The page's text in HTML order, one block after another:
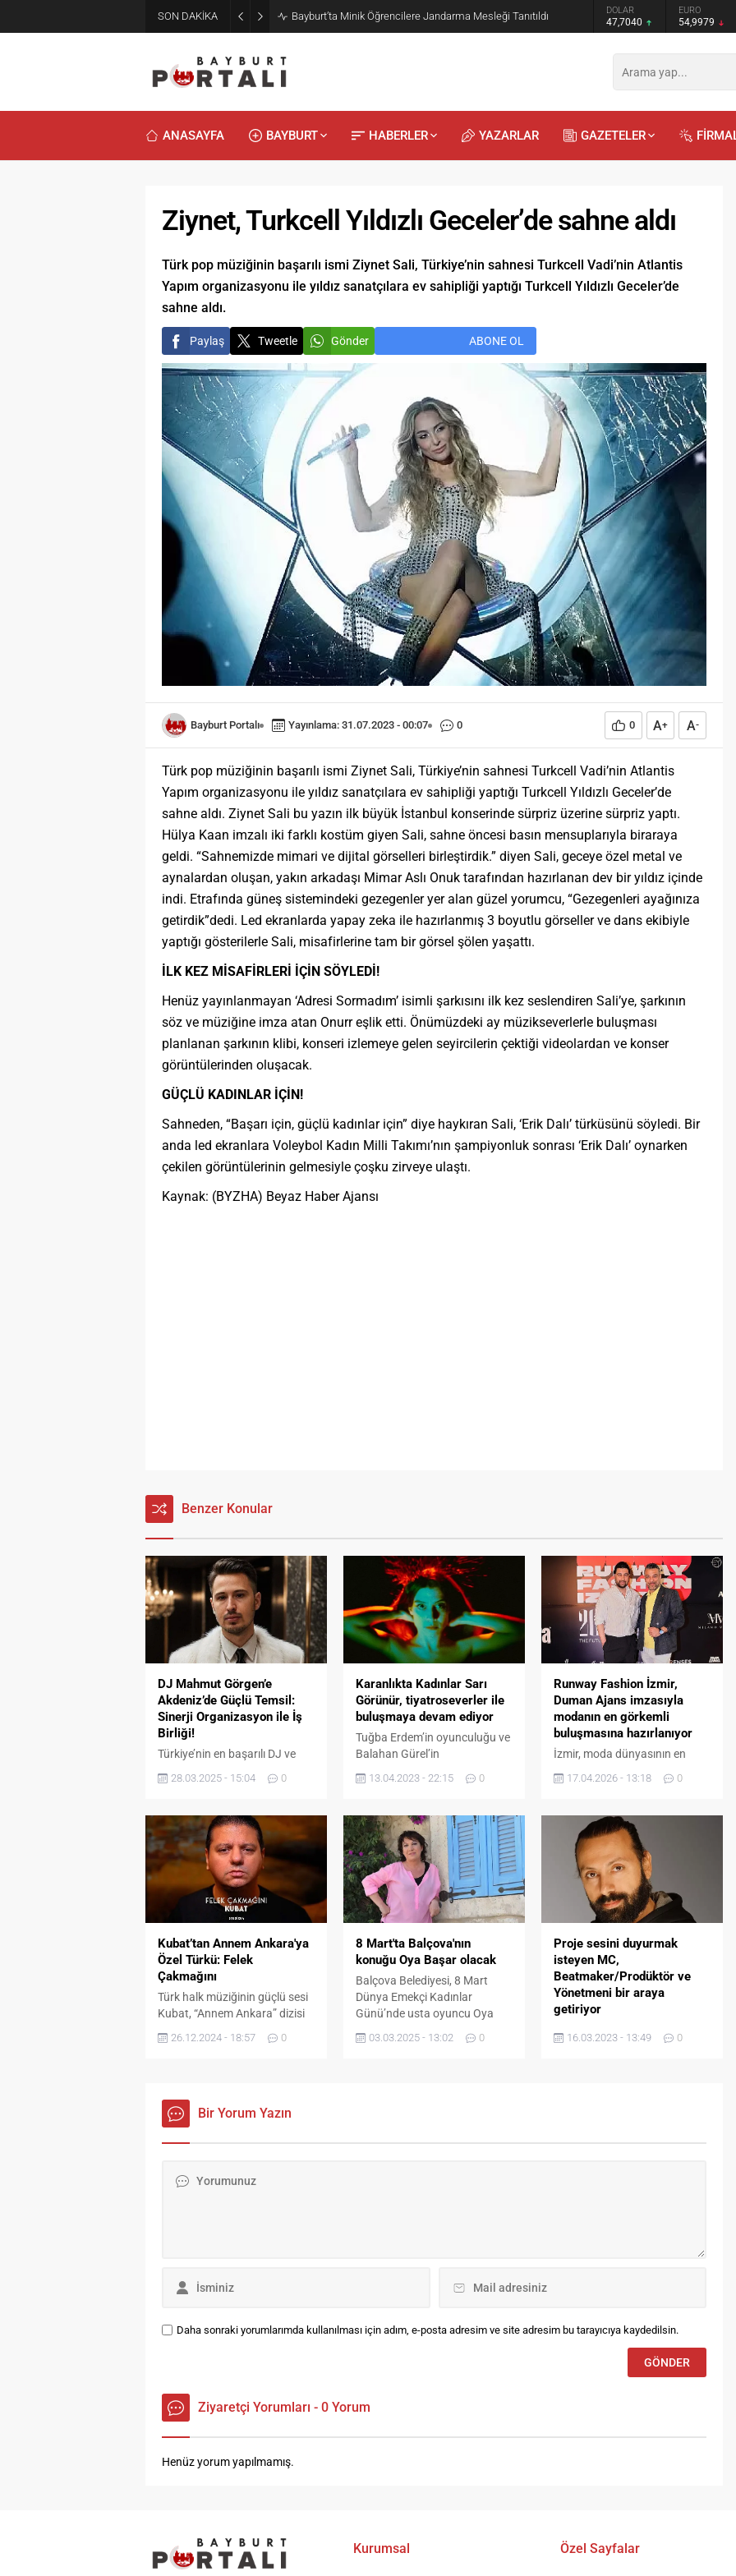
SON DAKİKA Bayburt’ta Minik Öğrencilere Jandarma Mesleği TanıtıldıGRAM ALTIN
6.587,65
DOLAR
47,7040
EURO
54,9979
ANASAYFA BAYBURT HABERLER YAZARLAR GAZETELER
Ziynet, Turkcell Yıldızlı Geceler’de sahne aldı
Türk pop müziğinin başarılı ismi Ziynet Sali, Türkiye’nin sahnesi Turkcell Vadi’nin Atlantis
Yapım organizasyonu ile yıldız sanatçılara ev sahipliği yaptığı Turkcell Yıldızlı Geceler’de
sahne aldı.
Paylaş Tweetle Gönder ABONE OL
Bayburt Portalı Yayınlama: 31.07.2023 - 00:07 0 0 A+ A-
Türk pop müziğinin başarılı ismi Ziynet Sali, Türkiye’nin sahnesi Turkcell Vadi’nin Atlantis
Yapım organizasyonu ile yıldız sanatçılara ev sahipliği yaptığı Turkcell Yıldızlı Geceler’de
sahne aldı. Ziynet Sali bu yazın ilk büyük İstanbul konserinde sürpriz üzerine sürpriz yaptı.
Hülya Kaan imzalı iki farklı kostüm giyen Sali, sahne öncesi basın mensuplarıyla biraraya
geldi. “Sahnemizde mimari ve dijital görselleri birleştirdik.” diyen Sali, geceye özel metal ve
aynalardan oluşan, yakın arkadaşı Mimar Aslı Onuk tarafından hazırlanan dev bir yıldız içinde
indi. Etrafında güneş sistemindeki gezegenler yer alan güzel yorumcu, “Gezegenleri ayağınıza
getirdik”dedi. Led ekranlarda yapay zeka ile hazırlanmış 3 boyutlu görseller ve dans ekibiyle
yaptığı gösterilerle Sali, misafirlerine tam bir görsel şölen yaşattı.
İLK KEZ MİSAFİRLERİ İÇİN SÖYLEDİ!
Henüz yayınlanmayan ‘Adresi Sormadım’ isimli şarkısını ilk kez seslendiren Sali’ye, şarkının
söz ve müziğine imza atan Onurr eşlik etti. Önümüzdeki ay müzikseverlerle buluşması
planlanan şarkının klibi, konseri izlemeye gelen seyircilerin çektiği videolardan ve konser
görüntülerinden oluşacak.
GÜÇLÜ KADINLAR İÇİN!
Sahneden, “Başarı için, güçlü kadınlar için” diye haykıran Sali, ‘Erik Dalı’ türküsünü söyledi. Bir
anda led ekranlara Voleybol Kadın Milli Takımı’nın şampiyonluk sonrası ‘Erik Dalı’ oynarken
çekilen görüntülerinin gelmesiyle çoşku zirveye ulaştı.
Kaynak: (BYZHA) Beyaz Haber Ajansı
Benzer Konular
DJ Mahmut Görgen’e
Akdeniz’de Güçlü Temsil:
Sinerji Organizasyon ile İş
Birliği!
Türkiye’nin en başarılı DJ ve
prodüktörlerinden biri olan
Mahmut Görgen, müzik
atarak Akdeniz Bölgesi’ndeki
etkinlikleri için Sinerji
Organizasyon Genel Müdürü
Nedim Doymaz ile güçlerini
birleştirdi. Bu önemli iş birliği,
sanatçının bölgedeki konser ve
organizasyonlarını daha
profesyonel bir çerçevede
yürütmesini sağlayacak. Müzik
sektöründe gerçekleştirdiği
başarılı projeler ve...
28.03.2025 - 15:04 0
Karanlıkta Kadınlar Sarı
Görünür, tiyatroseverler ile
buluşmaya devam ediyor
Tuğba Erdem’in oyunculuğu ve
Balahan Gürel’in
yönetmenliğiyle izleyicinin
beğenisini kazanan Karanlıkta
akşam yoğun ilgi ile karşılandı.
13.04.2023 - 22:15 0
Runway Fashion İzmir,
Duman Ajans imzasıyla
modanın en görkemli
buluşmasına hazırlanıyor
İzmir, moda dünyasının en
prestijli organizasyonlarından
birine ev sahipliği yapmaya
İzmir, 20 yıllık köklü
tecrübesiyle sektörün güçlü
markalarından Duman Ajans
bünyesinde Serkan Duman ve
Gökhan Duman’ın
organizasyonuyla 28 – 29 –
30 Nisan tarihlerinde moda,
sanat ve ihtişamı bir araya
getiriyor. İzmir’in eşsiz deniz
manzarasına sahip seçkin...
17.04.2026 - 13:18 0
Kubat’tan Annem Ankara'ya
Özel Türkü: Felek
Çakmağını
Türk halk müziğinin güçlü sesi
Kubat, “Annem Ankara” dizisi
için hazırladığı “Felek
Çakmağını” türküsüyle
platformlarda yerini aldı. Arda
Ok yönetmenliğinde çekilen
klibiyle türkü, büyük beğeni
Beyaz Haber Ajansı
26.12.2024 - 18:57 0
8 Mart'ta Balçova'nın
konuğu Oya Başar olacak
Balçova Belediyesi, 8 Mart
Dünya Emekçi Kadınlar
Günü’nde usta oyuncu Oya
Başar’ı konuk edecek. ”Olacak
O kadar” adlı televizyon
Konferans Salonu’nda kadın
03.03.2025 - 13:02 0
Proje sesini duyurmak
isteyen MC,
Beatmaker/Prodüktör ve
Yönetmeni bir araya
getiriyor
Hip hop müziğinin Türkiye'de
de giderek popülerleşmesiyle
16.03.2023 - 13:49 0
Bir Yorum Yazın
Daha sonraki yorumlarımda kullanılması için adım, e-posta adresim ve site adresim bu tarayıcıya kaydedilsin.
Ziyaretçi Yorumları - 0 Yorum
Henüz yorum yapılmamış.
RecepKayalı
Öğreniriz?
Öğrenme, istisnasız tüm
toplumların gelişiminde ve
değişiminde geniş yer etmiş
hayati öneme sahip bir olgu
olarak tarih boyunca konu olmuş
temel bir insan işlevidir.
Öğrenme eğitim bilimcilerce
kişinin çevresi ile etkileşimi
sonucunda meydana gelen kalıcı
izli bilişsel, duyuşsal ve
davranışsal...
Kurumsal Özel Sayfalar